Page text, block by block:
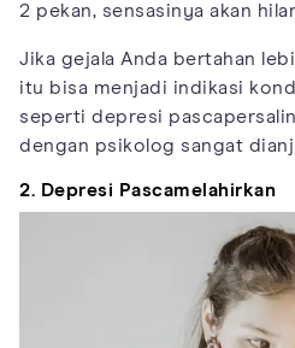
2 pekan, sensasinya akan
Jika gejala Anda bertahan
itu bisa menjadi indikasi
seperti depresi
dengan psikolog sangat
2. Depresi Pascamelahirkan